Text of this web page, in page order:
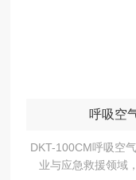
呼吸空
DKT-100CM呼吸空
业与应急救援领域